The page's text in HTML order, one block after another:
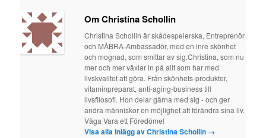
Om Christina Schollin
Christina Schollin är skådespelerska, Entreprenör
och MÅBRA-Ambassadör, med en inre skönhet
och mognad, som smittar av sig.Christina, som nu
mer och mer växlar in på allt som har med
livskvalitet att göra. Från skönhets-produkter,
vitaminpreparat, anti-aging-business till
livsfilosofi. Hon delar gärna med sig - och ger
andra människor en möjlighet att förändra sina liv.
Våga Vara ett Föredöme!
Visa alla inlägg av Christina Schollin →